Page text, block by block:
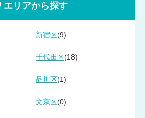
エリアから探す
新宿区 (9)
千代田区 (18)
品川区 (1)
文京区 (0)